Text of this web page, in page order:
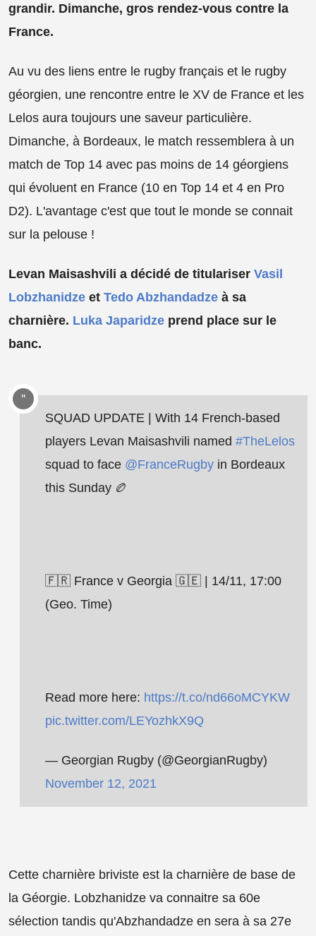
grandir. Dimanche, gros rendez-vous contre la
France.
Au vu des liens entre le rugby français et le rugby
géorgien, une rencontre entre le XV de France et les
Lelos aura toujours une saveur particulière.
Dimanche, à Bordeaux, le match ressemblera à un
match de Top 14 avec pas moins de 14 géorgiens
qui évoluent en France (10 en Top 14 et 4 en Pro
D2). L'avantage c'est que tout le monde se connait
sur la pelouse !
Levan Maisashvili a décidé de titulariser Vasil
Lobzhanidze et Tedo Abzhandadze à sa
charnière. Luka Japaridze prend place sur le
banc.
SQUAD UPDATE | With 14 French-based
players Levan Maisashvili named #TheLelos
squad to face @FranceRugby in Bordeaux
this Sunday 🏉
🇫🇷 France v Georgia 🇬🇪 | 14/11, 17:00
(Geo. Time)
Read more here: https://t.co/nd66oMCYKW
pic.twitter.com/LEYozhkX9Q
— Georgian Rugby (@GeorgianRugby)
November 12, 2021
Cette charnière briviste est la charnière de base de
la Géorgie. Lobzhanidze va connaitre sa 60e
sélection tandis qu'Abzhandadze en sera à sa 27e